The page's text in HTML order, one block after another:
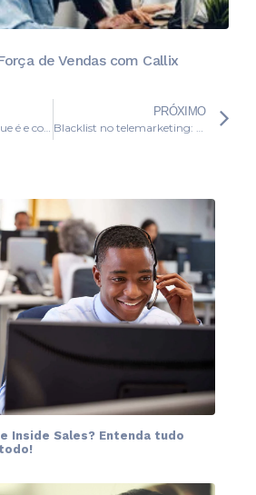
de Vendas com Callix
PRÓXIMO
Inside Sales? Entenda tudo